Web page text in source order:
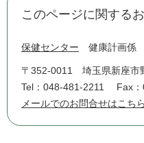
このページに関する
保健センター 健康計画係
〒352-0011
埼玉県新座市
Tel：048-481-2211
Fax
メールでのお問合せはこちら